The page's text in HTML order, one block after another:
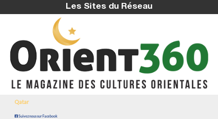
Les Sites du Réseau
Qatar
Suivez nous sur Facebook